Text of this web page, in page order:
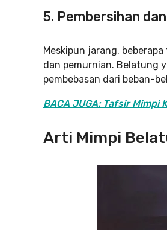
5. Pembersihan
Meskipun jarang,
dan pemurnian. Belatung
pembebasan dari beban-
BACA JUGA: Tafsir
Arti Mimpi